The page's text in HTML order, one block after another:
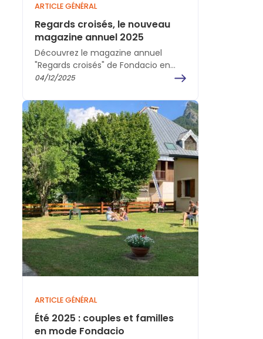
ARTICLE GÉNÉRAL
Regards croisés, le nouveau
magazine annuel 2025
Découvrez le magazine annuel
"Regards croisés" de Fondacio en
France sur l'année 2025 ! Au fil des
04/12/2025
ARTICLE GÉNÉRAL
Été 2025 : couples et familles
en mode Fondacio